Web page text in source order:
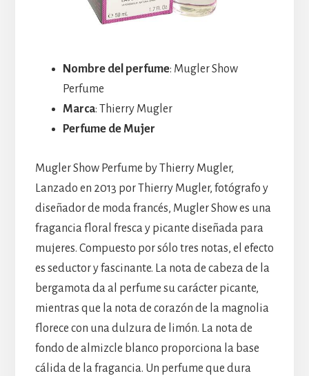
Nombre del perfume: Mugler Show
Perfume
Marca: Thierry Mugler
Perfume de Mujer
Mugler Show Perfume by Thierry Mugler,
Lanzado en 2013 por Thierry Mugler, fotógrafo y
diseñador de moda francés, Mugler Show es una
fragancia floral fresca y picante diseñada para
mujeres. Compuesto por sólo tres notas, el efecto
es seductor y fascinante. La nota de cabeza de la
bergamota da al perfume su carácter picante,
mientras que la nota de corazón de la magnolia
florece con una dulzura de limón. La nota de
fondo de almizcle blanco proporciona la base
cálida de la fragancia. Un perfume que dura